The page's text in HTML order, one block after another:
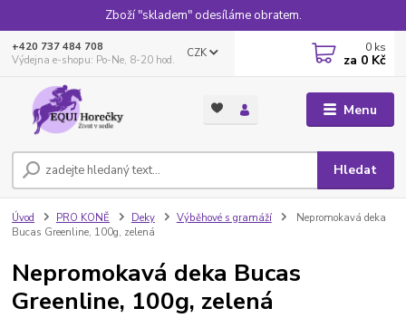
Zboží "skladem" odesíláme obratem.
Menu
CZK
Hledat
+420 737 484 708
Výdejna e-shopu: Po-Ne, 8-20 hod.
0 ks
za 0 Kč
Úvod PRO KONĚ Deky Výběhové s gramáží
Nepromokavá deka
Bucas Greenline, 100g, zelená
Nepromokavá deka Bucas
Greenline, 100g, zelená